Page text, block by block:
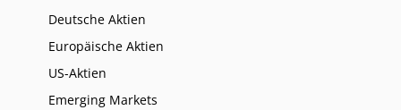
Deutsche Aktien
Europäische Aktien
US-Aktien
Emerging Markets